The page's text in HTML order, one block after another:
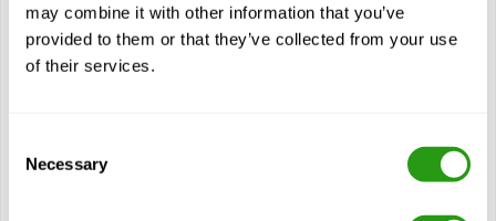
may combine it with other information that you’ve
provided to them or that they’ve collected from your use
of their services.
Selection
Necessary
STCW Proficiency in Fast Rescue Boat
Refresher
1 dag(en)
$vanaf991,46